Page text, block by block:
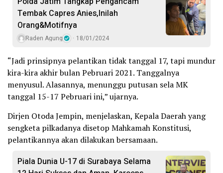
Tembak Capres Anies,Inilah
Orang&Motifnya
Raden Agung 18/01/2024
“Jadi prinsipnya pelantikan tidak tanggal 17, tapi mundur
kira-kira akhir bulan Pebruari 2021. Tanggalnya
menyusul. Alasannya, menunggu putusan sela MK
tanggal 15-17 Pebruari ini,” ujarnya.
Dirjen Otoda Jempin, menjelaskan, Kepala Daerah yang
sengketa pilkadanya disetop Mahkamah Konstitusi,
pelantikannya akan dilakukan bersamaan.
Piala Dunia U-17 di Surabaya Selama